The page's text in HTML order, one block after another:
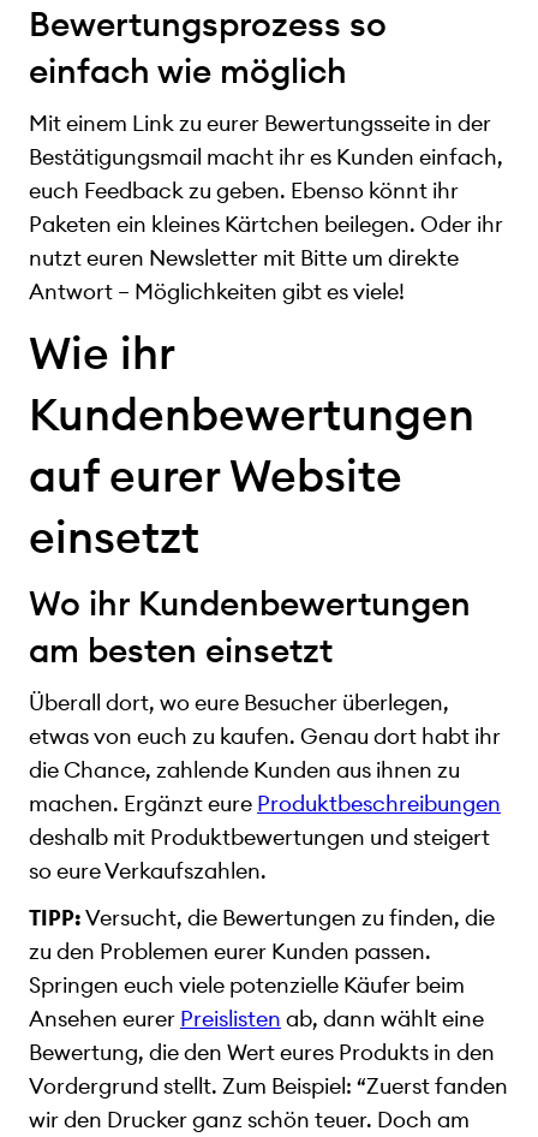
Bewertungsprozess so
einfach wie möglich
Mit einem Link zu eurer Bewertungsseite in der
Bestätigungsmail macht ihr es Kunden einfach,
euch Feedback zu geben. Ebenso könnt ihr
Paketen ein kleines Kärtchen beilegen. Oder ihr
nutzt euren Newsletter mit Bitte um direkte
Antwort – Möglichkeiten gibt es viele!
Wie ihr
Kundenbewertungen
auf eurer Website
einsetzt
Wo ihr Kundenbewertungen
am besten einsetzt
Überall dort, wo eure Besucher überlegen,
etwas von euch zu kaufen. Genau dort habt ihr
die Chance, zahlende Kunden aus ihnen zu
machen. Ergänzt eure Produktbeschreibungen
deshalb mit Produktbewertungen und steigert
so eure Verkaufszahlen.
TIPP:Versucht, die Bewertungen zu finden, die
zu den Problemen eurer Kunden passen.
Springen euch viele potenzielle Käufer beim
Ansehen eurer Preislisten ab, dann wählt eine
Bewertung, die den Wert eures Produkts in den
Vordergrund stellt. Zum Beispiel: “Zuerst fanden
wir den Drucker ganz schön teuer. Doch am